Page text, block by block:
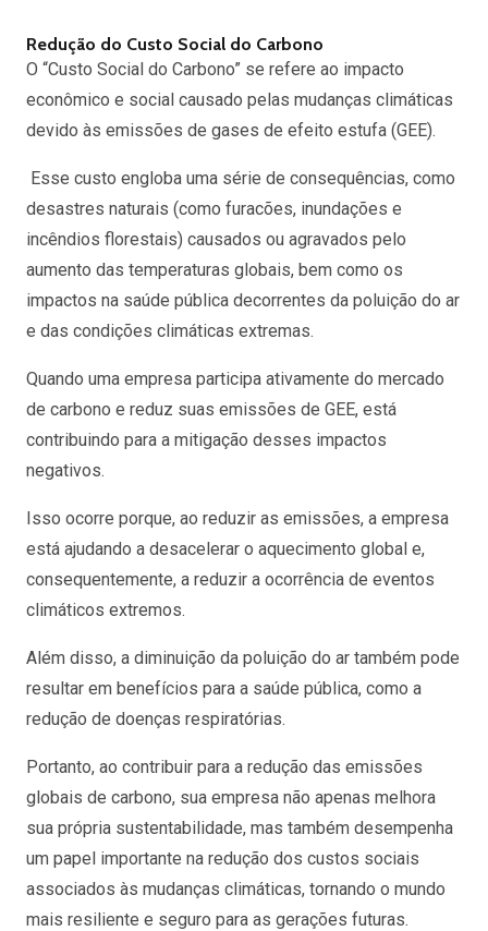
Redução do Custo Social do Carbono
O “Custo Social do Carbono” se refere ao impacto
econômico e social causado pelas mudanças climáticas
devido às emissões de gases de efeito estufa (GEE).
Esse custo engloba uma série de consequências, como
desastres naturais (como furacões, inundações e
incêndios florestais) causados ou agravados pelo
aumento das temperaturas globais, bem como os
impactos na saúde pública decorrentes da poluição do ar
e das condições climáticas extremas.
Quando uma empresa participa ativamente do mercado
de carbono e reduz suas emissões de GEE, está
contribuindo para a mitigação desses impactos
negativos.
Isso ocorre porque, ao reduzir as emissões, a empresa
está ajudando a desacelerar o aquecimento global e,
consequentemente, a reduzir a ocorrência de eventos
climáticos extremos.
Além disso, a diminuição da poluição do ar também pode
resultar em benefícios para a saúde pública, como a
redução de doenças respiratórias.
Portanto, ao contribuir para a redução das emissões
globais de carbono, sua empresa não apenas melhora
sua própria sustentabilidade, mas também desempenha
um papel importante na redução dos custos sociais
associados às mudanças climáticas, tornando o mundo
mais resiliente e seguro para as gerações futuras.